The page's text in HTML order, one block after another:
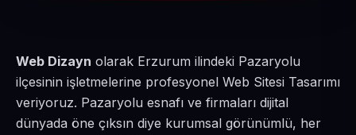
Web Dizayn olarak Erzurum ilindeki Pazaryolu
ilçesinin işletmelerine profesyonel Web Sitesi Tasarımı
veriyoruz. Pazaryolu esnafı ve firmaları dijital
dünyada öne çıksın diye kurumsal görünümlü, her